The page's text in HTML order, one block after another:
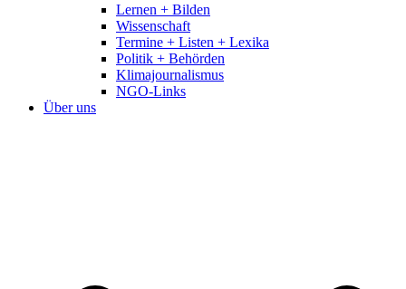
Lernen + Bilden
Wissenschaft
Termine + Listen + Lexika
Politik + Behörden
Klimajournalismus
NGO-Links
Über uns